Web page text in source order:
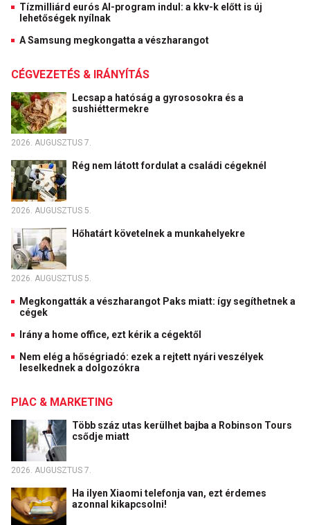
Tízmilliárd eurós AI-program indul: a kkv-k előtt is új
lehetőségek nyílnak
A Samsung megkongatta a vészharangot
CÉGVEZETÉS & IRÁNYÍTÁS
Lecsap a hatóság a gyrososokra és a
sushiéttermekre
2026. AUGUSZTUS 7.
Rég nem látott fordulat a családi cégeknél
2026. AUGUSZTUS 5.
Hőhatárt követelnek a munkahelyekre
2026. AUGUSZTUS 5.
Megkongatták a vészharangot Paks miatt: így segíthetnek a
cégek
Irány a home office, ezt kérik a cégektől
Nem elég a hőségriadó: ezek a rejtett nyári veszélyek
leselkednek a dolgozókra
PIAC & MARKETING
Több száz utas kerülhet bajba a Robinson Tours
csődje miatt
2026. AUGUSZTUS 7.
Ha ilyen Xiaomi telefonja van, ezt érdemes
azonnal kikapcsolni!